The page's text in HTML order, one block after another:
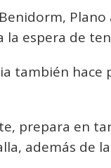
la espera de
también hace
prepara en
además de